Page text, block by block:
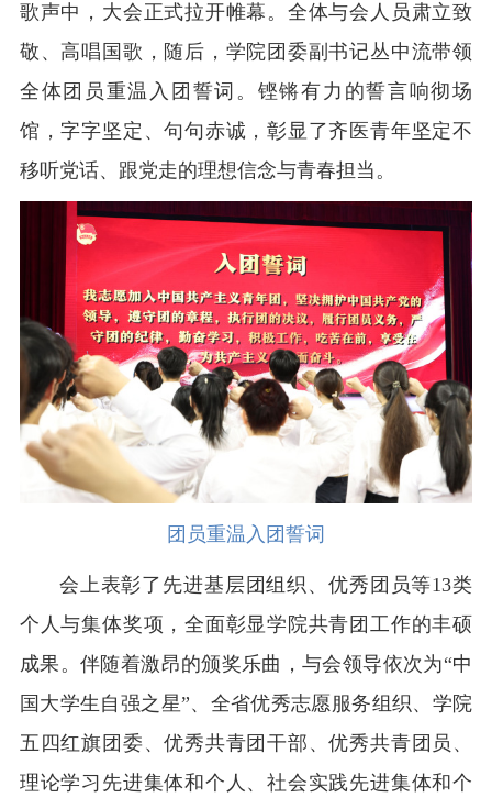
歌声中，大会正式拉开帷幕。全体与会人员肃立致
敬、高唱国歌，随后，学院团委副书记丛中流带领
全体团员重温入团誓词。铿锵有力的誓言响彻场
馆，字字坚定、句句赤诚，彰显了齐医青年坚定不
移听党话、跟党走的理想信念与青春担当。
团员重温入团誓词
会上表彰了先进基层团组织、优秀团员等13类
个人与集体奖项，全面彰显学院共青团工作的丰硕
成果。伴随着激昂的颁奖乐曲，与会领导依次为“中
国大学生自强之星”、全省优秀志愿服务组织、学院
五四红旗团委、优秀共青团干部、优秀共青团员、
理论学习先进集体和个人、社会实践先进集体和个